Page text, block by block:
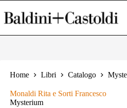
al
contenuto
Home Libri Catalogo
Monaldi Rita e Sorti Francesco
Mysterium